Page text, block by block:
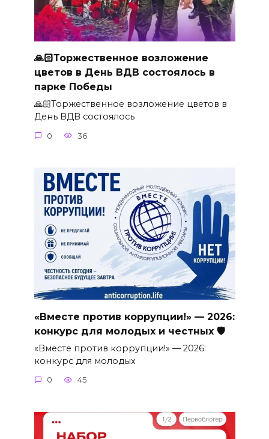
🙏🏻Торжественное возложение
цветов в День ВДВ состоялось в
парке Победы
🙏🏻Торжественное возложение цветов в
День ВДВ состоялось
0 36
«Вместе против коррупции!» — 2026:
конкурс для молодых и честных 🛡
«Вместе против коррупции!» — 2026:
конкурс для молодых
0 45